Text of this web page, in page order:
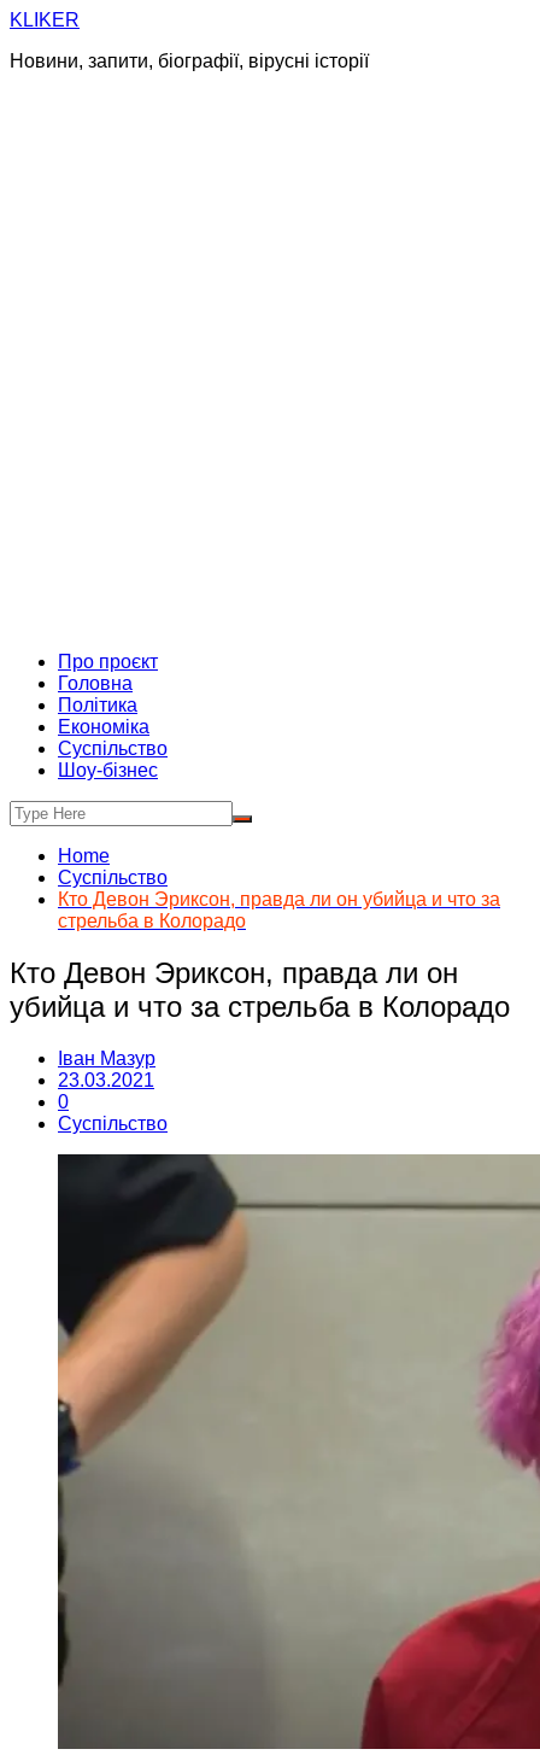
Skip
content
KLIKER
Новини, запити, біографії, вірусні історії
Про проєкт
Головна
Політика
Економіка
Суспільство
Шоу-бізнес
Home
Суспільство
Кто Девон Эриксон, правда ли он убийца и что за
стрельба в Колорадо
Кто Девон Эриксон, правда ли он
убийца и что за стрельба в Колорадо
Іван Мазур
23.03.2021
0
Суспільство